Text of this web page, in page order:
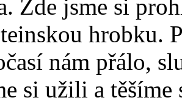
Zde jsme si
hrobku.
nám přálo,
si užili a těšíme